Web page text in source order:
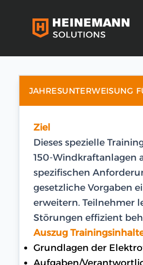
JAHRESUNTERWEISUNG
Ziel
Dieses spezielle
150-Windkraftanlagen
spezifischen
gesetzliche Vorgaben
erweitern. Teilnehmer
Störungen effizient
Auszug
Grundlagen der
Aufgaben/